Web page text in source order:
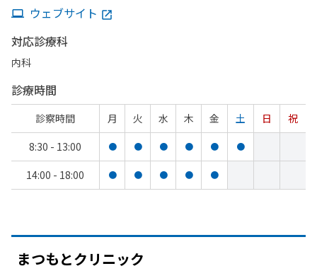
ウェブサイト
対応診療科
内科
診療時間
診察時間 月 火 水 木 金 土 日
祝
8:30 - 13:00
● ● ● ● ● ●
14:00 - 18:00 ● ● ● ● ●
まつもとクリニック